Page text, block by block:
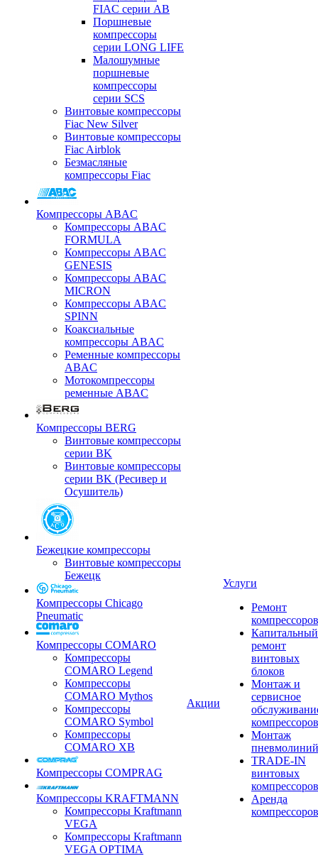
FIAC серии AB
Поршневые
компрессоры
серии LONG LIFE
Малошумные
поршневые
компрессоры
серии SCS
Винтовые компрессоры
Fiac New Silver
Винтовые компрессоры
Fiac Airblok
Безмасляные
компрессоры Fiac
Компрессоры ABAC
Компрессоры ABAC
FORMULA
Компрессоры ABAC
GENESIS
Компрессоры ABAC
MICRON
Компрессоры ABAC
SPINN
Коаксиальные
компрессоры ABAC
Ременные компрессоры
ABAC
Мотокомпрессоры
ременные ABAC
Компрессоры BERG
Винтовые компрессоры
серии BK
Винтовые компрессоры
серии BK (Ресивер и
Осушитель)
Бежецкие компрессоры
Винтовые компрессоры
Бежецк
Компрессоры Chicago
Pneumatic
Компрессоры COMARO
Компрессоры
COMARO Legend
Компрессоры
COMARO Mythos
Компрессоры
COMARO Symbol
Компрессоры
COMARO XB
Компрессоры COMPRAG
Компрессоры KRAFTMANN
Компрессоры Kraftmann
VEGA
Компрессоры Kraftmann
VEGA OPTIMA
Акции
Услуги
Ремонт
компрессоров
Капитальный
ремонт
винтовых
блоков
Монтаж и
сервисное
компрессоров
Монтаж
пневмолиний
TRADE-IN
винтовых
компрессоров
Аренда
компрессоров